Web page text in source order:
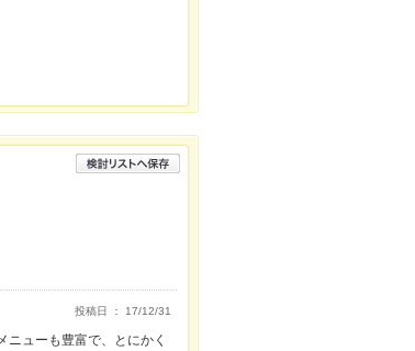
投稿日 ： 17/12/31
ューも豊富で、とにかく